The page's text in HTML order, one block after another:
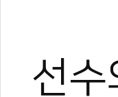
선